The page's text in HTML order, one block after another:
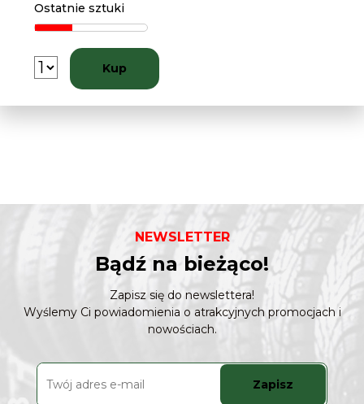
Ostatnie sztuki
Kup
NEWSLETTER
Bądź na bieżąco!
Zapisz się do newslettera!
Wyślemy Ci powiadomienia o atrakcyjnych promocjach i
nowościach.
Zapisz